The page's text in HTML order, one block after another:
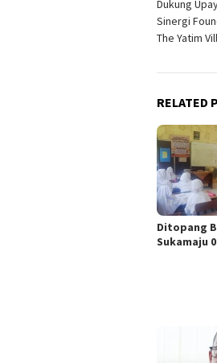
Dukung
Sinergi
The Yatim
RELATED
Ditopang
Sukamaju